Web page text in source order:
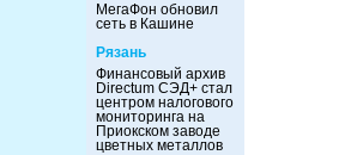
МегаФон обновил
сеть в Кашине
Рязань
Финансовый архив
Directum СЭД+ стал
центром налогового
мониторинга на
Приокском заводе
цветных металлов